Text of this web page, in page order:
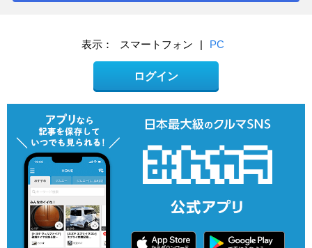
表示： スマートフォン | PC
ログイン